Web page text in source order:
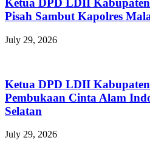
Ketua DPD LDII
Pisah Sambut Kapolres
July 29, 2026
Ketua DPD LDII
Pembukaan Cinta Alam
Selatan
July 29, 2026